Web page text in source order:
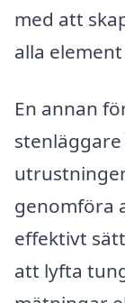
med att
alla
En annan
genomföra
effektivt
att lyfta